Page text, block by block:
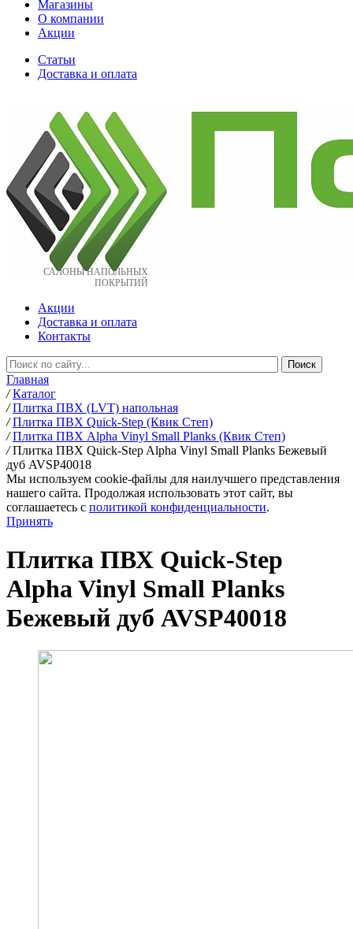
Магазины
О компании
Акции
Статьи
Доставка и оплата
САЛОНЫ НАПОЛЬНЫХ
ПОКРЫТИЙ
Акции
Доставка и оплата
Контакты
Главная
/ Каталог
/ Плитка ПВХ (LVT) напольная
/ Плитка ПВХ Quick-Step (Квик Степ)
/ Плитка ПВХ Alpha Vinyl Small Planks (Квик Степ)
/ Плитка ПВХ Quick-Step Alpha Vinyl Small Planks Бежевый
дуб AVSP40018
Мы используем cookie-файлы для наилучшего представления
нашего сайта. Продолжая использовать этот сайт, вы
соглашаетесь c политикой конфиденциальности.
Принять
Плитка ПВХ Quick-Step
Alpha Vinyl Small Planks
Бежевый дуб AVSP40018